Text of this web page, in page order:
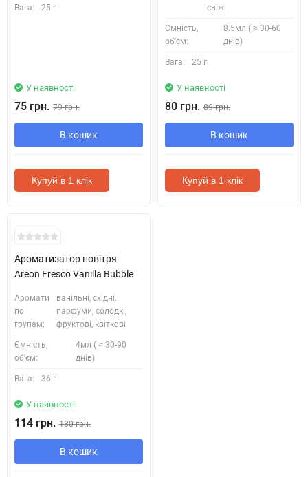
Вага: 25 г
У наявності
75 грн. 79 грн.
В кошик
Купуй в 1 клік
свіжі
Ємність,
об'єм:
8.5мл ( ≈ 30-60
днів)
Вага: 25 г
У наявності
80 грн. 89 грн.
В кошик
Купуй в 1 клік
Ароматизатор повітря
Areon Fresco Vanilla Bubble
Аромати
по
групам:
ванільні, східні,
парфуми, солодкі,
фруктові, квіткові
Ємність,
об'єм:
4мл ( ≈ 30-90
днів)
Вага: 36 г
У наявності
114 грн. 130 грн.
В кошик